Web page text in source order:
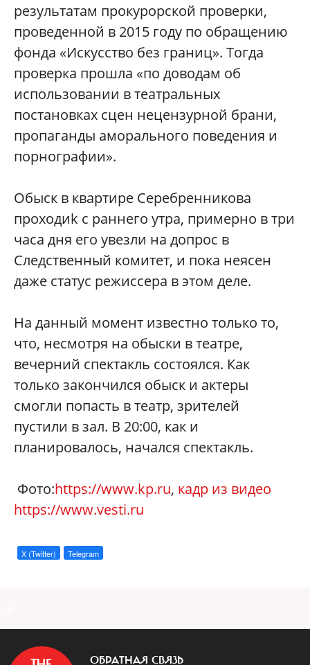
результатам прокурорской проверки,
проведенной в 2015 году по обращению
фонда «Искусство без границ». Тогда
проверка прошла «по доводам об
использовании в театральных
постановках сцен нецензурной брани,
пропаганды аморального поведения и
порнографии».
Обыск в квартире Серебренникова
проходиk с раннего утра, примерно в три
часа дня его увезли на допрос в
Следственный комитет, и пока неясен
даже статус режиссера в этом деле.
На данный момент известно только то,
что, несмотря на обыски в театре,
вечерний спектакль состоялся. Как
только закончился обыск и актеры
смогли попасть в театр, зрителей
пустили в зал. В 20:00, как и
планировалось, начался спектакль.
Фото:https://www.kp.ru, кадр из видео
https://www.vesti.ru
X (Twitter) Telegram
ОБРАТНАЯ СВЯЗЬ